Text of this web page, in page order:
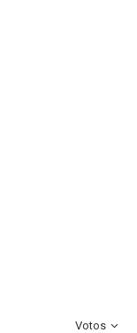
Votos